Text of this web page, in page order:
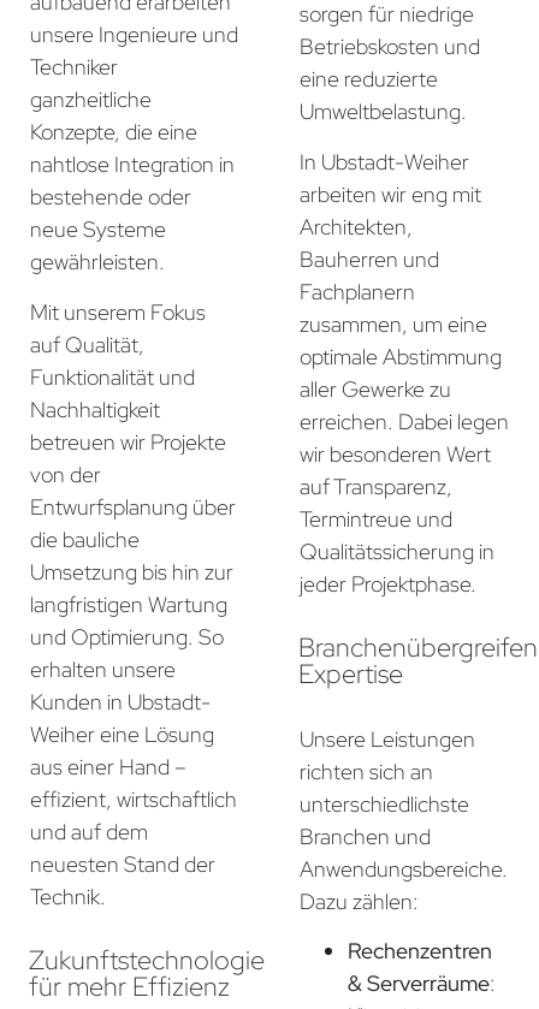
unsere Ingenieure und
Techniker
ganzheitliche
Konzepte, die eine
nahtlose Integration in
bestehende oder
neue Systeme
gewährleisten.
Mit unserem Fokus
auf Qualität,
Funktionalität und
Nachhaltigkeit
betreuen wir Projekte
von der
Entwurfsplanung über
die bauliche
Umsetzung bis hin zur
langfristigen Wartung
und Optimierung. So
erhalten unsere
Kunden in Ubstadt-
Weiher eine Lösung
aus einer Hand –
effizient, wirtschaftlich
und auf dem
neuesten Stand der
Technik.
Zukunftstechnologie
für mehr Effizienz
sorgen für niedrige
Betriebskosten und
eine reduzierte
Umweltbelastung.
In Ubstadt-Weiher
arbeiten wir eng mit
Architekten,
Bauherren und
Fachplanern
zusammen, um eine
optimale Abstimmung
aller Gewerke zu
erreichen. Dabei legen
wir besonderen Wert
auf Transparenz,
Termintreue und
Qualitätssicherung in
jeder Projektphase.
Expertise
Unsere Leistungen
richten sich an
unterschiedlichste
Branchen und
Anwendungsbereiche.
Dazu zählen:
Rechenzentren
& Serverräume: